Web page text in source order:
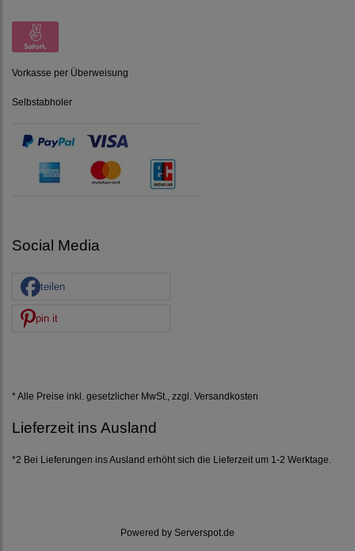
Vorkasse per Überweisung
Selbstabholer
Social Media
teilen
pin it
* Alle Preise inkl. gesetzlicher MwSt., zzgl. Versandkosten
Lieferzeit ins Ausland
*2 Bei Lieferungen ins Ausland erhöht sich die Lieferzeit um 1-2 Werktage.
Powered by Serverspot.de